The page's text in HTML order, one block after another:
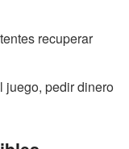
recuperar
juego, pedir dinero